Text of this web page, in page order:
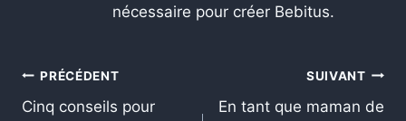
nécessaire pour créer Bebitus.
PRÉCÉDENT
Cinq conseils pour
SUIVANT
En tant que maman de